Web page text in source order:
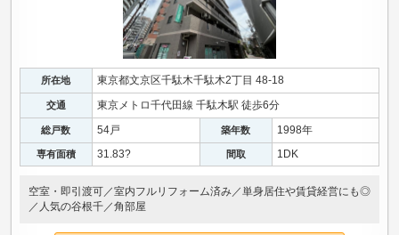
所在地 東京都文京区千駄木千駄木2丁目 48-18
交通 東京メトロ千代田線 千駄木駅 徒歩6分
総戸数 54戸 築年数 1998年
専有面積 31.83? 間取 1DK
空室・即引渡可／室内フルリフォーム済み／単身居住や賃貸経営にも◎
／人気の谷根千／角部屋